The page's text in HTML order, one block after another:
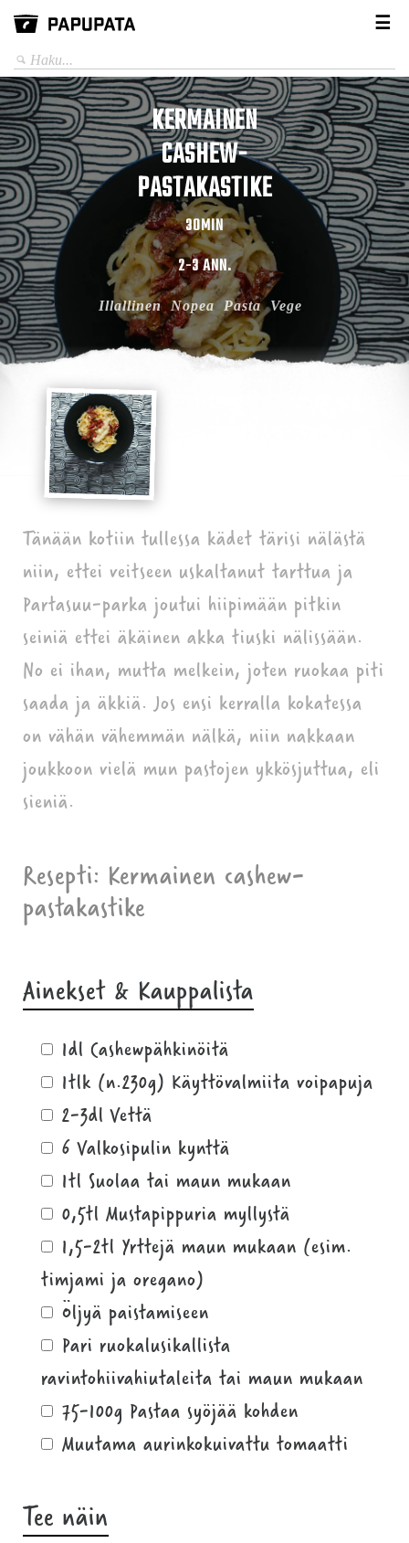
☰
KERMAINEN
CASHEW-
PASTAKASTIKE
30MIN
2-3 ANN.
Illallinen Nopea Pasta Vege
Tänään kotiin tullessa kädet tärisi nälästä
niin, ettei veitseen uskaltanut tarttua ja
Partasuu-parka joutui hiipimään pitkin
seiniä ettei äkäinen akka tiuski nälissään.
No ei ihan, mutta melkein, joten ruokaa piti
saada ja äkkiä. Jos ensi kerralla kokatessa
on vähän vähemmän nälkä, niin nakkaan
joukkoon vielä mun pastojen ykkösjuttua, eli
sieniä.
Resepti: Kermainen cashew-
pastakastike
Ainekset & Kauppalista
1dl Cashewpähkinöitä
1tlk (n.230g) Käyttövalmiita voipapuja
2-3dl Vettä
6 Valkosipulin kynttä
1tl Suolaa tai maun mukaan
0,5tl Mustapippuria myllystä
1,5-2tl Yrttejä maun mukaan (esim.
timjami ja oregano)
Öljyä paistamiseen
Pari ruokalusikallista
ravintohiivahiutaleita tai maun mukaan
75-100g Pastaa syöjää kohden
Muutama aurinkokuivattu tomaatti
Tee näin